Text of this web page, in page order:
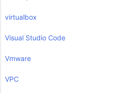
virtualbox
Visual Studio Code
Vmware
VPC